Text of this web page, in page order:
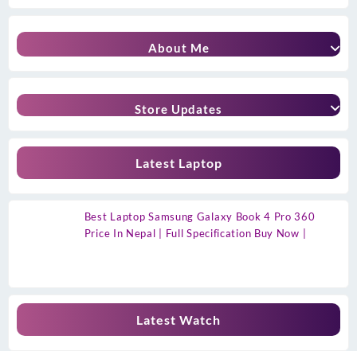
About Me
Store Updates
Latest Laptop
Best Laptop Samsung Galaxy Book 4 Pro 360
Price In Nepal | Full Specification Buy Now |
Latest Watch